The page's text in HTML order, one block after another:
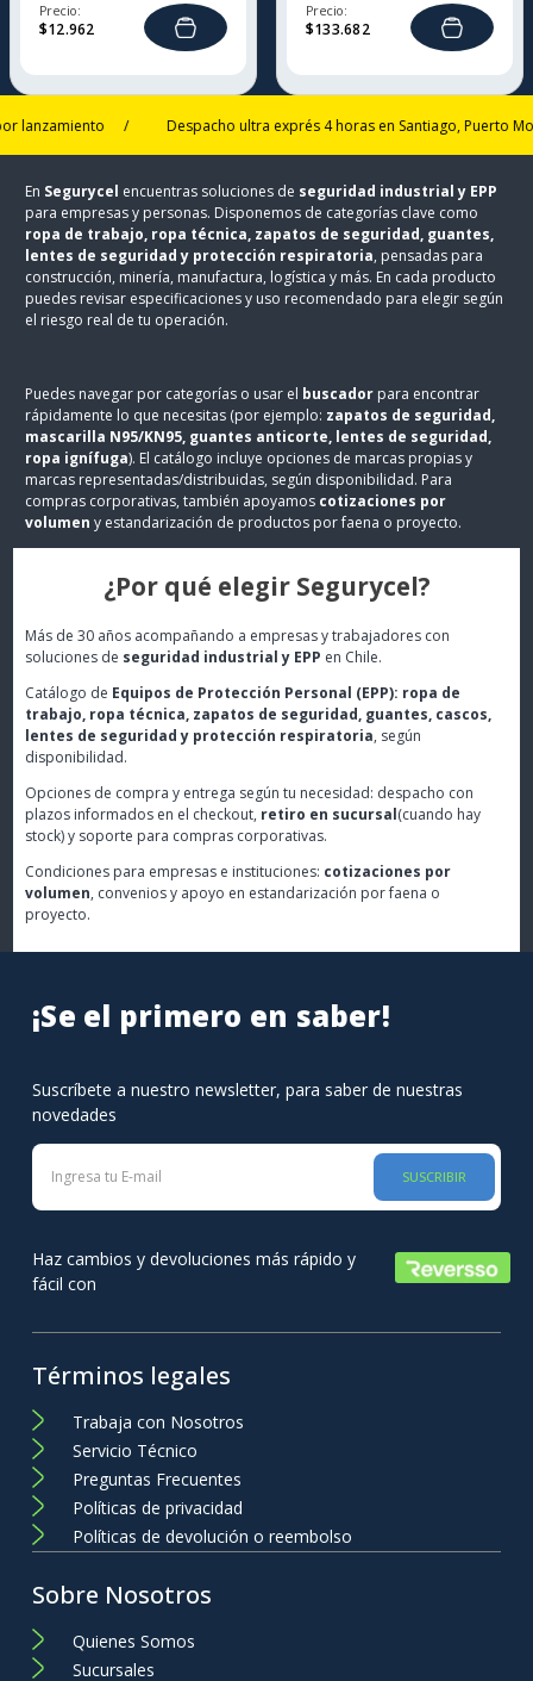
Precio:
$12.962
Precio:
$133.682
/ Despacho ultra exprés 4 horas en Santiago, Puerto Montt y
En Segurycel encuentras soluciones de seguridad industrial y EPP
para empresas y personas. Disponemos de categorías clave como
ropa de trabajo, ropa técnica, zapatos de seguridad, guantes,
lentes de seguridad y protección respiratoria, pensadas para
construcción, minería, manufactura, logística y más. En cada producto
puedes revisar especificaciones y uso recomendado para elegir según
el riesgo real de tu operación.
Puedes navegar por categorías o usar el buscador para encontrar
rápidamente lo que necesitas (por ejemplo: zapatos de seguridad,
mascarilla N95/KN95, guantes anticorte, lentes de seguridad,
ropa ignífuga). El catálogo incluye opciones de marcas propias y
marcas representadas/distribuidas, según disponibilidad. Para
compras corporativas, también apoyamos cotizaciones por
volumen y estandarización de productos por faena o proyecto.
¿Por qué elegir Segurycel?
Más de 30 años acompañando a empresas y trabajadores con
soluciones de seguridad industrial y EPP en Chile.
Catálogo de Equipos de Protección Personal (EPP): ropa de
trabajo, ropa técnica, zapatos de seguridad, guantes, cascos,
lentes de seguridad y protección respiratoria, según
disponibilidad.
Opciones de compra y entrega según tu necesidad: despacho con
plazos informados en el checkout, retiro en sucursal(cuando hay
stock) y soporte para compras corporativas.
Condiciones para empresas e instituciones: cotizaciones por
volumen, convenios y apoyo en estandarización por faena o
proyecto.
¡Se el primero en saber!
Suscríbete a nuestro newsletter, para saber de nuestras
novedades
SUSCRIBIR
Haz cambios y devoluciones más rápido y
fácil con
Términos legales
Trabaja con Nosotros
Servicio Técnico
Preguntas Frecuentes
Políticas de privacidad
Políticas de devolución o reembolso
Sobre Nosotros
Quienes Somos
Sucursales